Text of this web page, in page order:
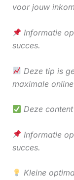
voor jouw
Informatie
succes.
Deze tip is
maximale
Deze
Informatie
succes.
Kleine